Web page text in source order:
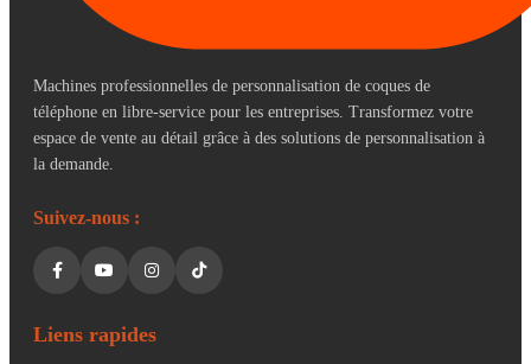
Machines professionnelles de personnalisation de coques de
téléphone en libre-service pour les entreprises. Transformez votre
espace de vente au détail grâce à des solutions de personnalisation à
la demande.
Suivez-nous :
Liens rapides